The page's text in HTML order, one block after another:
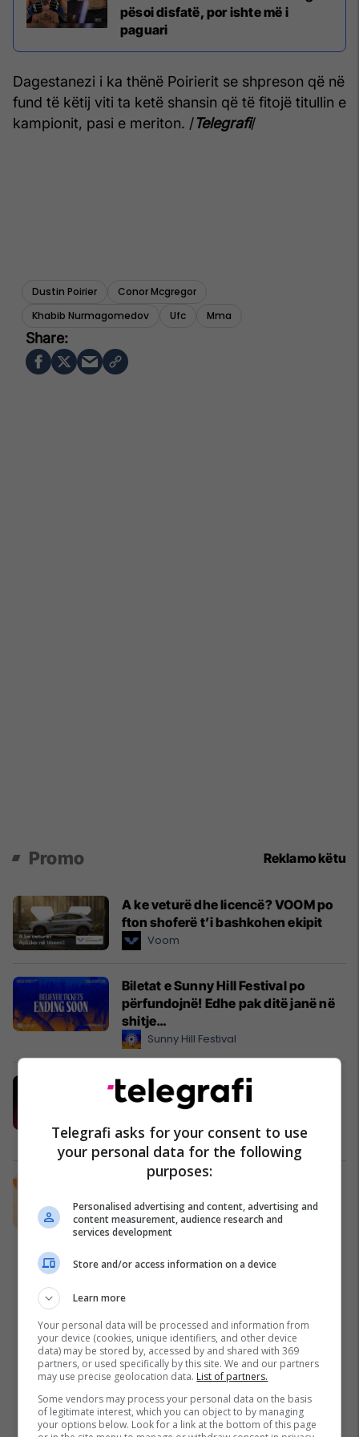
pësoi disfatë, por ishte më i
paguari
Dagestanezi i ka thënë Poirierit se shpreson që në
fund të këtij viti ta ketë shansin që të fitojë titullin e
kampionit, pasi e meriton. /Telegrafi/
Dustin Poirier
Conor Mcgregor
Khabib Nurmagomedov
Ufc Mma
Promo Reklamo këtu
A ke veturë dhe licencë? VOOM po
fton shoferë t’i bashkohen ekipit
Voom
Biletat e Sunny Hill Festival po
përfundojnë! Edhe pak ditë janë në
shitje…
Sunny Hill Festival
Po kërkon mundësi të re pune?
Telegrafi Jobs vjen me konkurset e
Telegrafi Jobs
Prishtina Mall bëhet partner Elite i
Platformës së mirëqenies “Çika”
Prishtina Mall
Telegrafi asks for your consent to use
your personal data for the following
purposes:
Personalised advertising and content, advertising and
content measurement, audience research and
services development
Store and/or access information on a device
Learn more
Your personal data will be processed and information from
your device (cookies, unique identifiers, and other device
data) may be stored by, accessed by and shared with 369
partners, or used specifically by this site. We and our partners
may use precise geolocation data. List of partners.
Some vendors may process your personal data on the basis
of legitimate interest, which you can object to by managing
your options below. Look for a link at the bottom of this page